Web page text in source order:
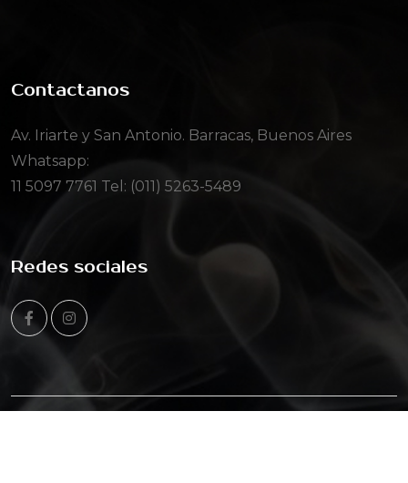
Contactanos
Av. Iriarte y San Antonio. Barracas, Buenos Aires
Whatsapp:
11 5097 7761 Tel: (011) 5263-5489
Redes sociales